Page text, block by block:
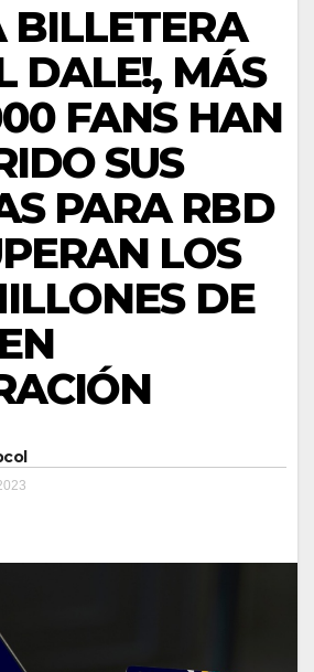
BILLETERA
DALE!, MÁS
FANS HAN
SUS
PARA RBD
LOS
DE